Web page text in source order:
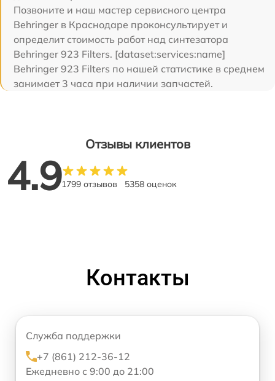
Позвоните и наш мастер сервисного центра
Behringer в Краснодаре проконсультирует и
определит стоимость работ над синтезатора
Behringer 923 Filters. [dataset:services:name]
Behringer 923 Filters по нашей статистике в среднем
занимает 3 часа при наличии запчастей.
Отзывы клиентов
4.91799 отзывов 5358 оценок
Контакты
Служба поддержки
+7 (861) 212-36-12
Ежедневно с 9:00 до 21:00